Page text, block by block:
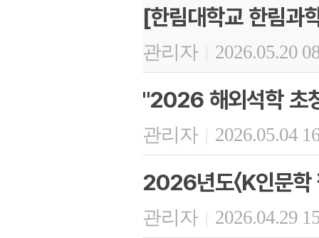
[한림대학교 한림과
관리자 | 2026.05.20
"2026 해외석학 초
관리자 | 2026.05.04
2026년도〈K인문학
관리자 | 2026.04.29